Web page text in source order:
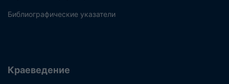
Библиографические указатели
Краеведение